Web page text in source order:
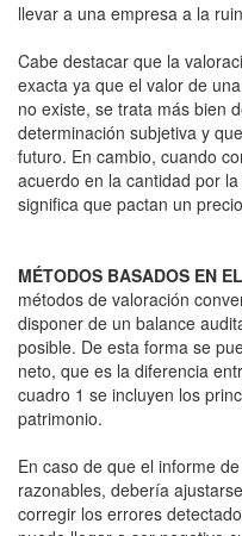
llevar a una empresa a la
Cabe destacar que la
exacta ya que el valor de
no existe, se trata más bien
determinación subjetiva y
futuro. En cambio, cuando
acuerdo en la cantidad por
significa que pactan un
MÉTODOS BASADOS EN
métodos de valoración
disponer de un balance
posible. De esta forma se
neto, que es la diferencia
cuadro 1 se incluyen los
patrimonio.
En caso de que el informe
razonables, debería
corregir los errores